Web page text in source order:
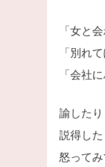
「女と
「別れ
「会社
諭したり
説得した
怒ってみ